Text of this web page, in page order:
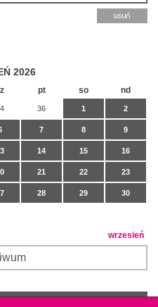
2026
pt so nd
36 1 2
7 8 9
14 15 16
21 22 23
28 29 30
wrzesień